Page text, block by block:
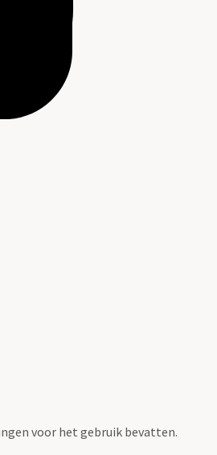
voor het gebruik bevatten.